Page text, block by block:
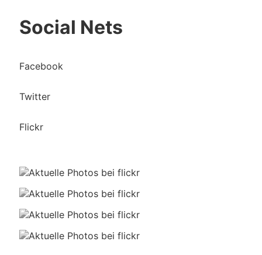
Social Nets
Facebook
Twitter
Flickr